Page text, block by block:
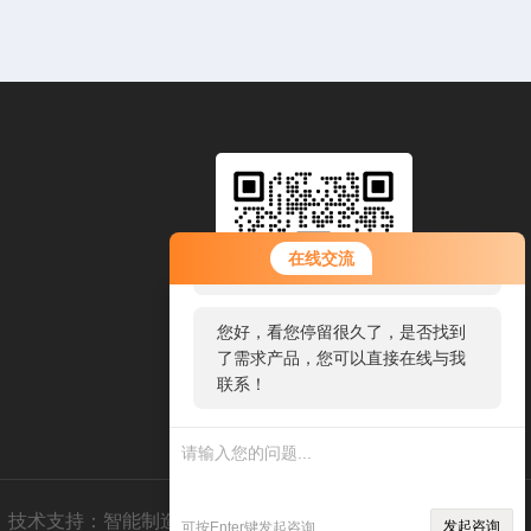
在线交流
您好！欢迎前来咨询，很高兴为您
服务，请问您要咨询什么问题呢？
您好，看您停留很久了，是否找到
了需求产品，您可以直接在线与我
联系！
可按Enter键发起咨询 发起咨询
扫一扫，添加微信
技术支持： 智能制造网 管理登录 sitemap.xml